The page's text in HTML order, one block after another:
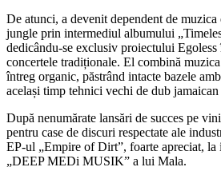
De atunci, a devenit dependent de muzica
jungle prin intermediul albumului
dedicându-se exclusiv proiectului Egoless
concertele tradiționale. El combină
întreg organic, păstrând intacte bazele
același timp tehnici vechi de dub
După nenumărate lansări de succes pe
pentru case de discuri respectate ale
EP-ul „Empire of Dirt”, foarte apreciat, la
„DEEP MEDi MUSIK” a lui Mala.